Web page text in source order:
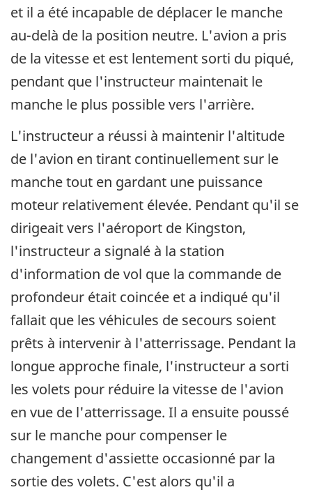
et il a été incapable de déplacer le manche
au-delà de la position neutre. L'avion a pris
de la vitesse et est lentement sorti du piqué,
pendant que l'instructeur maintenait le
manche le plus possible vers l'arrière.
L'instructeur a réussi à maintenir l'altitude
de l'avion en tirant continuellement sur le
manche tout en gardant une puissance
moteur relativement élevée. Pendant qu'il se
dirigeait vers l'aéroport de Kingston,
l'instructeur a signalé à la station
d'information de vol que la commande de
profondeur était coincée et a indiqué qu'il
fallait que les véhicules de secours soient
prêts à intervenir à l'atterrissage. Pendant la
longue approche finale, l'instructeur a sorti
les volets pour réduire la vitesse de l'avion
en vue de l'atterrissage. Il a ensuite poussé
sur le manche pour compenser le
changement d'assiette occasionné par la
sortie des volets. C'est alors qu'il a